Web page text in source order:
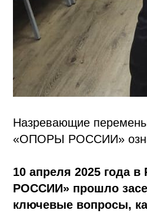
Назревающие
«ОПОРЫ РОССИИ»
10 апреля 2025 года
РОССИИ» прошло
ключевые вопросы,